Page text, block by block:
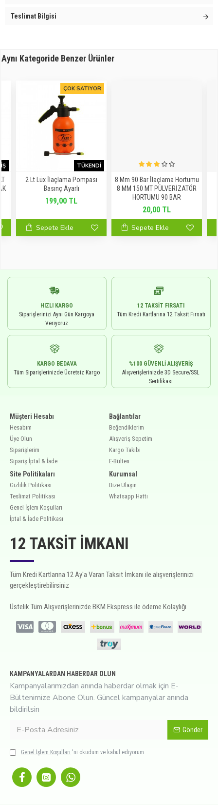
Teslimat Bilgisi
Aynı Kategoride Benzer Ürünler
ÇOK SATIYOR
TÜKENDI
2 Lt Lüx İlaçlama Pompası
Basınç Ayarlı
199,00 TL
Sepete Ekle
8 Mm 90 Bar İlaçlama Hortumu
8 MM 150 MT PÜLVERİZATÖR
HORTUMU 90 BAR
20,00 TL
Sepete Ekle
HIZLI KARGO
Siparişlerinizi Aynı Gün Kargoya
Veriyoruz
12 TAKSIT FIRSATI
Tüm Kredi Kartlarına 12 Taksit Fırsatı
KARGO BEDAVA
Tüm Siparişlerinizde Ücretsiz Kargo
%100 GÜVENLI ALIŞVERIŞ
Alışverişlerinizde 3D Secure/SSL
Sertifikası
Müşteri Hesabı
Hesabım
Üye Olun
Siparişlerim
Sipariş İptal & İade
Site Politikaları
Gizlilik Politikası
Teslimat Politikası
Genel İşlem Koşulları
İptal & İade Politikası
Bağlantılar
Beğendiklerim
Alışveriş Sepetim
Kargo Takibi
E-Bülten
Kurumsal
Bize Ulaşın
Whatsapp Hattı
12 TAKSIT İMKANI
Tüm Kredi Kartlarına 12 Ay'a Varan Taksit İmkanı ile alışverişlerinizi
gerçekleştirebilirsiniz
Üstelik Tüm Alışverişlerinizde BKM Ekspress ile ödeme Kolaylığı
KAMPANYALARDAN HABERDAR OLUN
Kampanyalarımızdan anında haberdar olmak için E-
Bültenimize Abone Olun. Güncel kampanyalar anında
bildirilsin
Gönder
Genel İşlem Koşulları 'ni okudum ve kabul ediyorum.